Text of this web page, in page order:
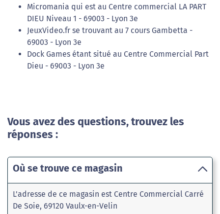
Micromania qui est au Centre commercial LA PART
DIEU Niveau 1 - 69003 - Lyon 3e
JeuxVideo.fr se trouvant au 7 cours Gambetta -
69003 - Lyon 3e
Dock Games étant situé au Centre Commercial Part
Dieu - 69003 - Lyon 3e
Vous avez des questions, trouvez les
réponses :
Où se trouve ce magasin
L'adresse de ce magasin est Centre Commercial Carré
De Soie, 69120 Vaulx-en-Velin